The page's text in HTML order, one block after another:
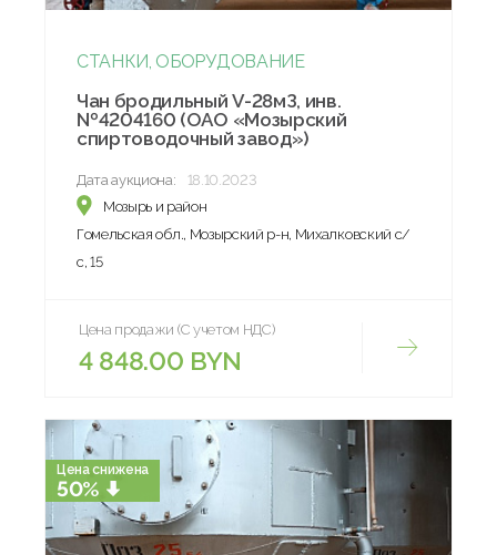
СТАНКИ, ОБОРУДОВАНИЕ
Чан бродильный V-28мЗ, инв.
№4204160 (ОАО «Мозырский
спиртоводочный завод»)
Дата аукциона:
18.10.2023
Мозырь и район
Гомельская обл., Мозырский р-н, Михалковский с/
с, 15
Цена продажи (С учетом НДС)
4 848.00 BYN
Цена снижена
50%